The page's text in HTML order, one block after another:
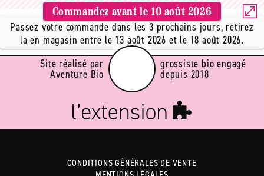
Commandez avant le10 août 2026
Passez votre commande dans les 3 prochains jours, retirez
la en magasin entre le 13 août 2026 et le 18 août 2026.
Site réalisé par
Aventure Bio
grossiste bio engagé
depuis 2018
CONDITIONS GÉNÉRALES DE VENTE